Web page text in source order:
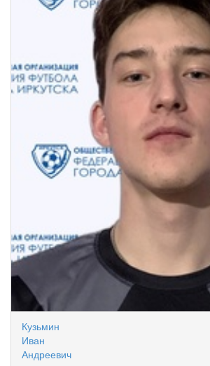
Кузьмин
Иван
Андреевич